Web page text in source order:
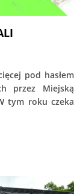
pod hasłem
przez Miejską
tym roku czeka